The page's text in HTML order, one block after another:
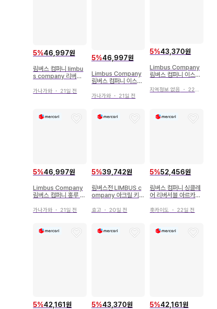
5%46,997원
림버스 컴퍼니 limbu
s company 리버서
가나가와 ・ 21일 전
5%46,997원
Limbus Company
림버스 컴퍼니 이스마
가나가와・ 21일 전
5%43,370원
Limbus Company
림버스 컴퍼니 이스마
지역정보 없음 ・ 22일 전
5%46,997원
Limbus Company
림버스 컴퍼니 홍루 아
가나가와 ・ 21일 전
5%39,742원
림버스전 LIMBUS c
ompany 아크릴 키링
효고・ 20일 전
5%52,456원
림버스 컴퍼니 싱클레
어 리버서블 아르카나
홋카이도 ・ 22일 전
5%42,161원 5%43,370원 5%42,161원